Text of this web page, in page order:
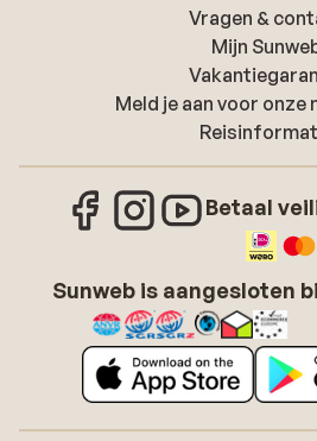
Vragen &
Mijn
Meld je aan voor onze
Betaal
Sunweb is aangesloten